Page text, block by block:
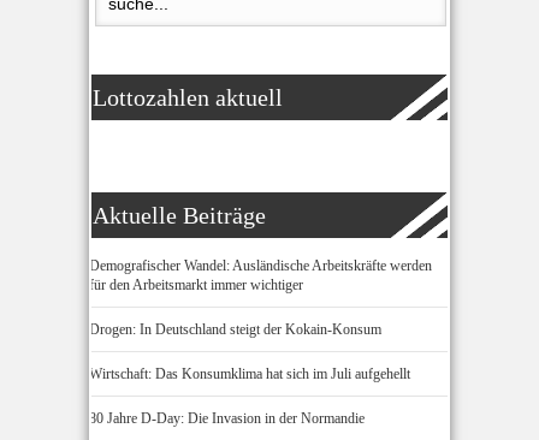
Lottozahlen aktuell
Aktuelle Beiträge
Demografischer Wandel: Ausländische Arbeitskräfte werden
für den Arbeitsmarkt immer wichtiger
Drogen: In Deutschland steigt der Kokain-Konsum
Wirtschaft: Das Konsumklima hat sich im Juli aufgehellt
80 Jahre D-Day: Die Invasion in der Normandie